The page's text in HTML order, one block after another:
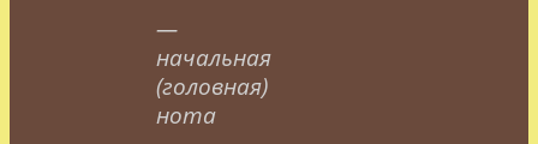
—
начальная
(головная)
нота